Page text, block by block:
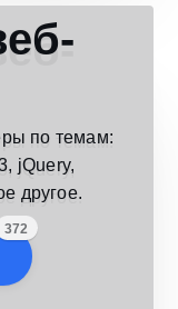
по темам:
jQuery,
другое.
372